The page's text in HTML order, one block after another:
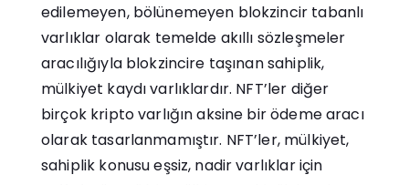
edilemeyen, bölünemeyen blokzincir tabanlı
varlıklar olarak temelde akıllı sözleşmeler
aracılığıyla blokzincire taşınan sahiplik,
mülkiyet kaydı varlıklardır. NFT’ler diğer
birçok kripto varlığın aksine bir ödeme aracı
olarak tasarlanmamıştır. NFT’ler, mülkiyet,
sahiplik konusu eşsiz, nadir varlıklar için